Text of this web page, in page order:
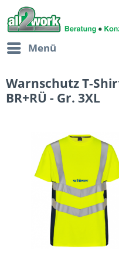
Menü
Warnschutz T-
BR+RÜ - Gr. 3XL